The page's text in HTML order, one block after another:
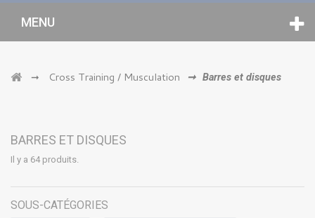
MENU
➞ Cross Training / Musculation ➞ Barres et disques
BARRES ET DISQUES
Il y a 64 produits.
SOUS-CATÉGORIES